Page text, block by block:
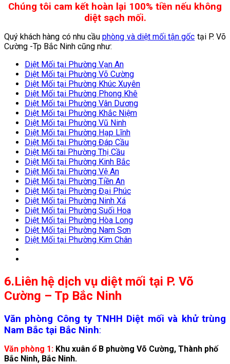
Chúng tôi cam kết hoàn lại 100% tiền nếu không
diệt sạch mối.
Quý khách hàng có nhu cầuphòng và diệt mối tận gốc tại P. Võ
Cường -Tp Bắc Ninh cũng như:
Diệt Mối tại Phường Vạn An
Diệt Mối tại Phường Võ Cường
Diệt Mối tại Phường Khúc Xuyên
Diệt Mối tại Phường Phong Khê
Diệt Mối tại Phường Vân Dương
Diệt Mối tại Phường Khắc Niệm
Diệt Mối tại Phường Vũ Ninh
Diệt Mối tại Phường Hạp Lĩnh
Diệt Mối tại Phường Đáp Cầu
Diệt Mối tai Phường Thị Cầu
Diệt Mối tại Phường Kinh Bắc
Diệt Mối tại Phường Vệ An
Diệt Mối tại Phường Tiền An
Diệt Mối tại Phường Đại Phúc
Diệt Mối tại Phường Ninh Xá
Diệt Mối tại Phường Suối Hoa
Diệt Mối tại Phường Hòa Long
Diệt Mối tại Phường Nam Sơn
Diệt Mối tại Phường Kim Chân
6.Liên hệ dịch vụ diệt mối tại P. Võ
Cường – Tp Bắc Ninh
Văn phòng Công ty TNHH Diệt mối và khử trùng
Nam Bắc tại Bắc Ninh:
Văn phòng 1: Khu xuân ổ B phường Võ Cường, Thành phố
Bắc Ninh, Bắc Ninh.